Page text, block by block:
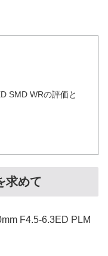
SMD WRの評価と
求めて
F4.5-6.3ED PLM